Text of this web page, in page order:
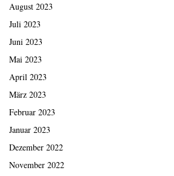
August 2023
Juli 2023
Juni 2023
Mai 2023
April 2023
März 2023
Februar 2023
Januar 2023
Dezember 2022
November 2022